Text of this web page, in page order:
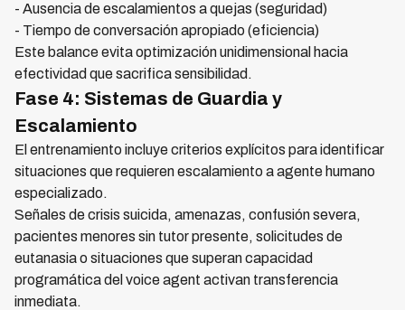
- Ausencia de escalamientos a quejas (seguridad)
- Tiempo de conversación apropiado (eficiencia)
Este balance evita optimización unidimensional hacia
efectividad que sacrifica sensibilidad.
Fase 4: Sistemas de Guardia y
Escalamiento
El entrenamiento incluye criterios explícitos para identificar
situaciones que requieren escalamiento a agente humano
especializado.
Señales de crisis suicida, amenazas, confusión severa,
pacientes menores sin tutor presente, solicitudes de
eutanasia o situaciones que superan capacidad
programática del voice agent activan transferencia
inmediata.